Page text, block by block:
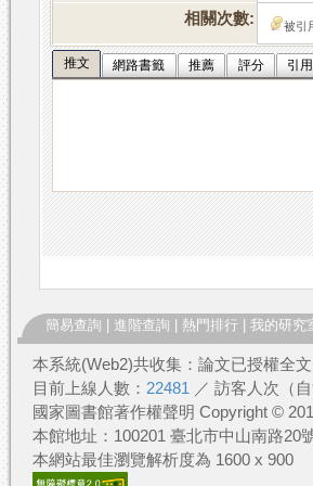
相關次數: 被引
推文 網路書籤 推薦 評分 引
簡易查詢 進階查詢 熱門排行 我的研究
本系統(Web2)共收集：論文已授權全文
目前上線人數： 22481 ／ 訪客人次（
國家圖書館著作權聲明 Copyright ©
本館地址：100201 臺北市中山南路20
本網站最佳瀏覽解析度為 1600 x 900